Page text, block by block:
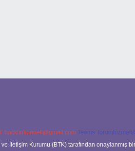
backlinkpaneli@gmail.com Teams:
İletişim Kurumu (BTK) tarafından